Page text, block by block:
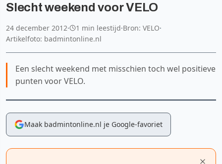
Slecht weekend voor VELO
24 december 2012· 1 min leestijd·Bron: VELO·
Artikelfoto: badmintonline.nl
Een slecht weekend met misschien toch wel positieve
punten voor VELO.
Maak badmintonline.nl je Google-favoriet